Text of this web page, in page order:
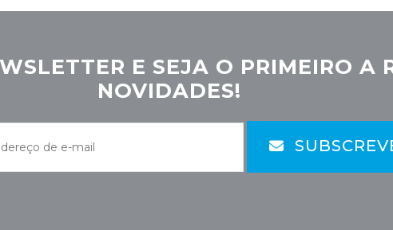
E SEJA O PRIMEIRO A
NOVIDADES!